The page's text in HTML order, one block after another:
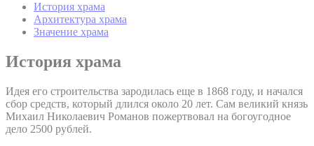
История храма
Архитектура храма
Значение храма
История храма
Идея его строительства зародилась еще в 1868 году, и начался
сбор средств, который длился около 20 лет. Сам великий князь
Михаил Николаевич Романов пожертвовал на богоугодное
дело 2500 рублей.